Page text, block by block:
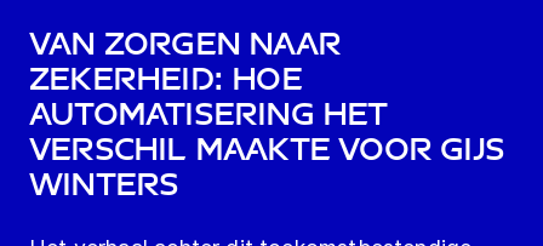
Van zorgen naar
zekerheid: hoe
automatisering het
verschil maakte voor Gijs
Winters